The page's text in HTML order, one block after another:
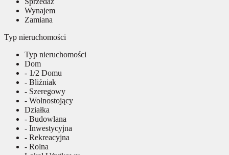
Wynajem
Zamiana
Typ nieruchomości
Typ nieruchomości
Dom
- 1/2 Domu
- Bliźniak
- Szeregowy
- Wolnostojący
Działka
- Budowlana
- Inwestycyjna
- Rekreacyjna
- Rolna